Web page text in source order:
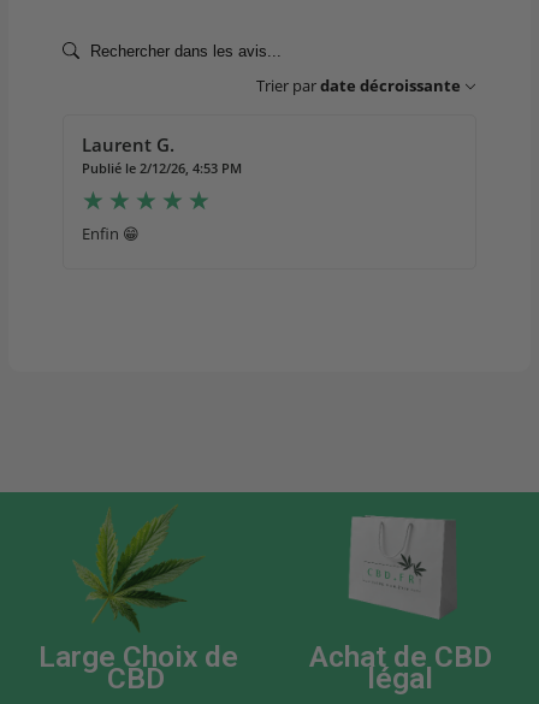
Trier pardate décroissante
Laurent G.
Publié le 2/12/26, 4:53 PM
Enfin 😁
Large Choix de
CBD
Achat de CBD
légal